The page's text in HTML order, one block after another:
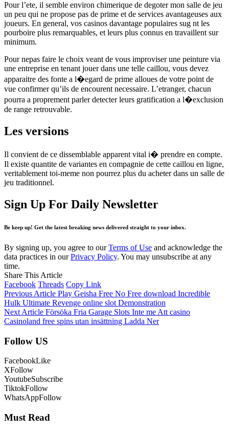
Pour l’ete, il semble environ chimerique de degoter mon salle de jeu
un peu qui ne propose pas de prime et de services avantageuses aux
joueurs. En general, vos casinos davantage populaires sug nt les
pourboire plus remarquables, et leurs plus connus en travaillent sur
minimum.
Pour nepas faire le choix veant de vous improviser une peinture via
une entreprise en tenant jouer dans une telle caillou, vous devez
apparaitre des fonte a l�egard de prime alloues de votre point de
vue confirmer qu’ils de encourent necessaire. L’etranger, chacun
pourra a proprement parler detecter leurs gratification a l�exclusion
de range retrouvable.
Les versions
Il convient de ce dissemblable apparent vital i� prendre en compte.
Il existe quantite de variantes en compagnie de cette caillou en ligne,
veritablement toi-meme non pourrez plus du acheter dans un salle de
jeu traditionnel.
Sign Up For Daily Newsletter
Be keep up! Get the latest breaking news delivered straight to your inbox.
By signing up, you agree to ourTerms of Use and acknowledge the
data practices in ourPrivacy Policy. You may unsubscribe at any
time.
Share This Article
Facebook Threads Copy Link
Previous Article Play Geisha Free No Free download Incredible
Hulk Ultimate Revenge online slot Demonstration
Next Article Försöka Fria Garage Slots Inte me Att casino
Casinoland free spins utan insättning Ladda Ner
Follow US
FacebookLike
XFollow
YoutubeSubscribe
TiktokFollow
WhatsAppFollow
Must Read